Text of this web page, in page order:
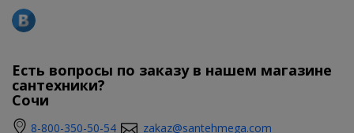
Есть вопросы по заказу в нашем магазине
сантехники?
Сочи
8-800-350-50-54 zakaz@santehmega.com